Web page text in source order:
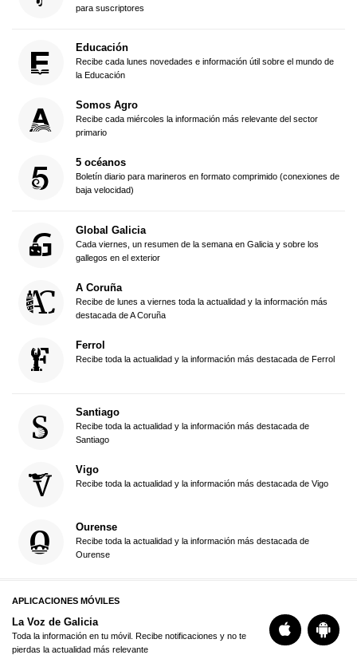
para suscriptores
Educación
Recibe cada lunes novedades e información útil sobre el mundo de
la Educación
Somos Agro
Recibe cada miércoles la información más relevante del sector
primario
5 océanos
Boletín diario para marineros en formato comprimido (conexiones de
baja velocidad)
Global Galicia
Cada viernes, un resumen de la semana en Galicia y sobre los
gallegos en el exterior
A Coruña
Recibe de lunes a viernes toda la actualidad y la información más
destacada de A Coruña
Ferrol
Recibe toda la actualidad y la información más destacada de Ferrol
Santiago
Recibe toda la actualidad y la información más destacada de
Santiago
Vigo
Recibe toda la actualidad y la información más destacada de Vigo
Ourense
Recibe toda la actualidad y la información más destacada de
Ourense
APLICACIONES MÓVILES
La Voz de Galicia
Toda la información en tu móvil. Recibe notificaciones y no te
pierdas la actualidad más relevante